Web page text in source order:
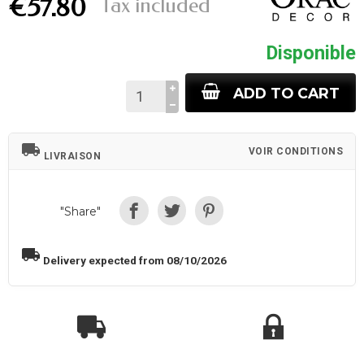
€57.80 Tax included
Disponible
ADD TO CART
local_shipping LIVRAISON VOIR CONDITIONS
"Share"
local_shipping Delivery expected from 08/10/2026